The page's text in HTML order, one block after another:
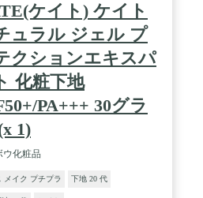
ケイト) ケイト
ュラル ジェル プ
クションエキスパ
化粧下地
PA+++ 30グラ
1)
ウ化粧品
メイク プチプラ 下地 20 代